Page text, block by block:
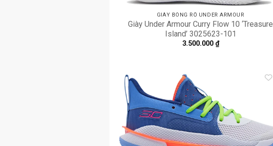
GIÀY BÓNG RỔ UNDER ARMOUR
Giày Under Armour Curry Flow 10 ‘Treasure
Island’ 3025623-101
3.500.000 ₫